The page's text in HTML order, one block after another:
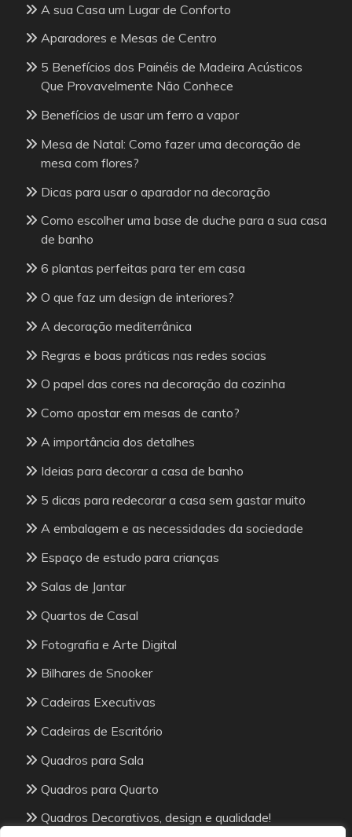
A sua Casa um Lugar de Conforto
Aparadores e Mesas de Centro
5 Benefícios dos Painéis de Madeira Acústicos
Que Provavelmente Não Conhece
Benefícios de usar um ferro a vapor
Mesa de Natal: Como fazer uma decoração de
mesa com flores?
Dicas para usar o aparador na decoração
Como escolher uma base de duche para a sua casa
de banho
6 plantas perfeitas para ter em casa
O que faz um design de interiores?
A decoração mediterrânica
Regras e boas práticas nas redes socias
O papel das cores na decoração da cozinha
Como apostar em mesas de canto?
A importância dos detalhes
Ideias para decorar a casa de banho
5 dicas para redecorar a casa sem gastar muito
A embalagem e as necessidades da sociedade
Espaço de estudo para crianças
Salas de Jantar
Quartos de Casal
Fotografia e Arte Digital
Bilhares de Snooker
Cadeiras Executivas
Cadeiras de Escritório
Quadros para Sala
Quadros para Quarto
Quadros Decorativos, design e qualidade!